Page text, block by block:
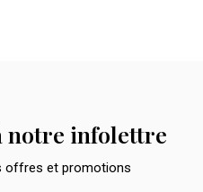
notre infolettre
offres et promotions